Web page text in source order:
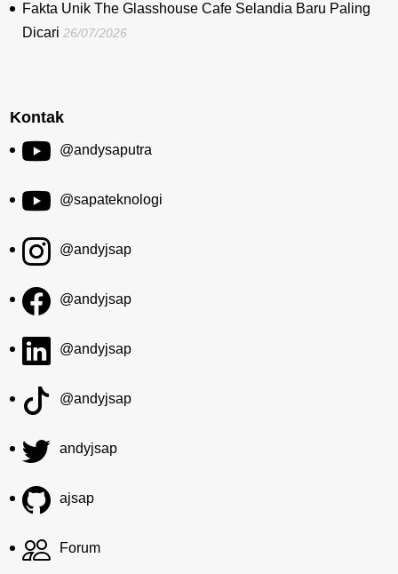
Fakta Unik The Glasshouse Cafe Selandia Baru Paling
Dicari 26/07/2026
Kontak
@andysaputra
@sapateknologi
@andyjsap
@andyjsap
@andyjsap
@andyjsap
andyjsap
ajsap
Forum